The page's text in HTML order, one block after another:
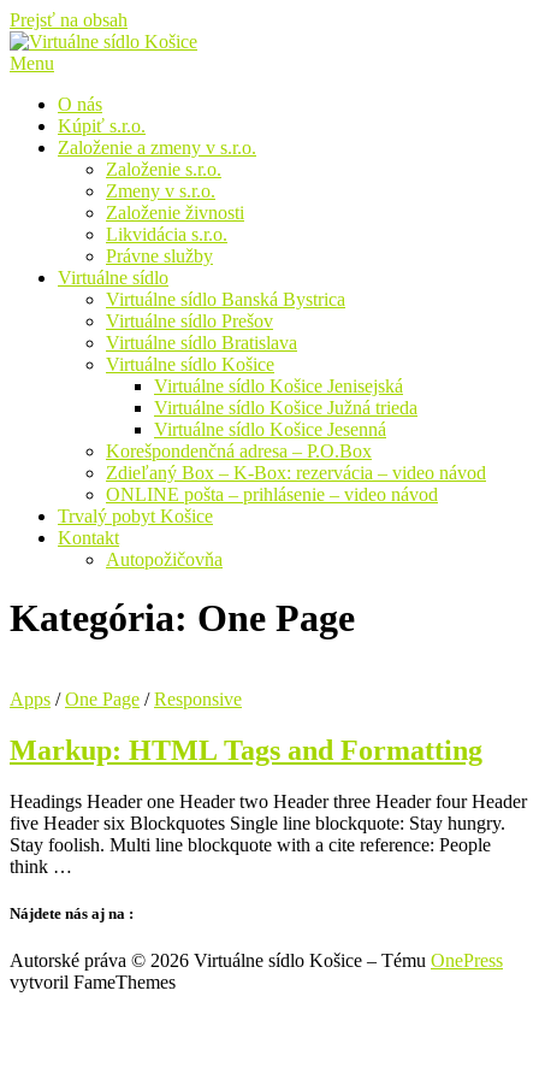
Prejsť na obsah
Menu
O nás
Kúpiť s.r.o.
Založenie a zmeny v s.r.o.
Založenie s.r.o.
Zmeny v s.r.o.
Založenie živnosti
Likvidácia s.r.o.
Právne služby
Virtuálne sídlo
Virtuálne sídlo Banská Bystrica
Virtuálne sídlo Prešov
Virtuálne sídlo Bratislava
Virtuálne sídlo Košice
Virtuálne sídlo Košice Jenisejská
Virtuálne sídlo Košice Južná trieda
Virtuálne sídlo Košice Jesenná
Korešpondenčná adresa – P.O.Box
Zdieľaný Box – K-Box: rezervácia – video návod
ONLINE pošta – prihlásenie – video návod
Trvalý pobyt Košice
Kontakt
Autopožičovňa
Kategória: One Page
Apps /One Page /Responsive
Markup: HTML Tags and Formatting
Headings Header one Header two Header three Header four Header
five Header six Blockquotes Single line blockquote: Stay hungry.
Stay foolish. Multi line blockquote with a cite reference: People
think …
Nájdete nás aj na :
Autorské práva © 2026 Virtuálne sídlo Košice – Tému OnePress
vytvoril FameThemes